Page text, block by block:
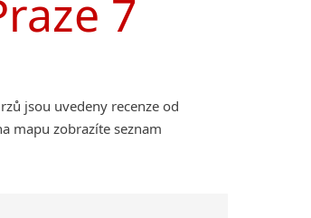
7
jsou uvedeny recenze od
mapu zobrazíte seznam